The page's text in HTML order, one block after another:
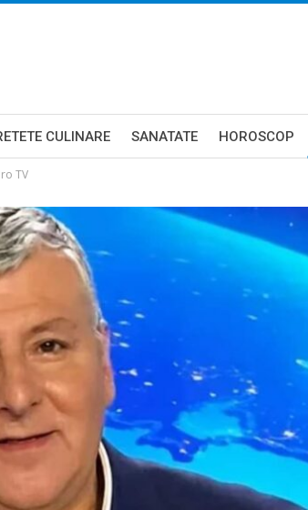
CULINARE SANATATE HOROSCOP
TV